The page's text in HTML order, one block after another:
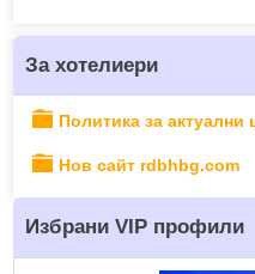
За хотелиери
Политика за актуални
Нов сайт rdbhbg.com
Избрани VIP профили